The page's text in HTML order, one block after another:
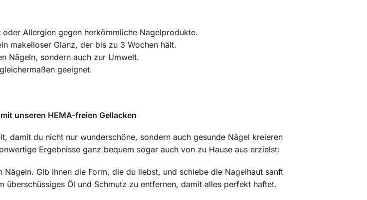
Allergien gegen herkömmliche Nagelprodukte.
makelloser Glanz, der bis zu 3 Wochen hält.
Nägeln, sondern auch zur Umwelt.
geeignet.
unseren HEMA-freien Gellacken
damit du nicht nur wunderschöne, sondern auch gesunde Nägel kreieren
Ergebnisse ganz bequem sogar auch von zu Hause aus erzielst:
Gib ihnen die Form, die du liebst, und schiebe die Nagelhaut sanft
Öl und Schmutz zu entfernen, damit alles perfekt haftet.